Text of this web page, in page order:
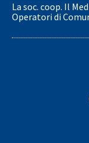
La soc. coop. Il
Operatori di